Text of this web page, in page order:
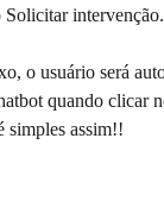
Solicitar intervenção.
o usuário será
quando clicar
simples assim!!